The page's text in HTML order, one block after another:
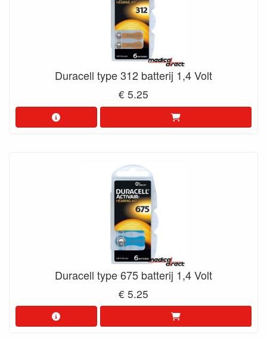
Duracell type 312 batterij 1,4 Volt
€ 5.25
Duracell type 675 batterij 1,4 Volt
€ 5.25